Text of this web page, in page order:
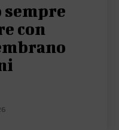
sempre
con